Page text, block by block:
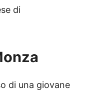
di
di una giovane